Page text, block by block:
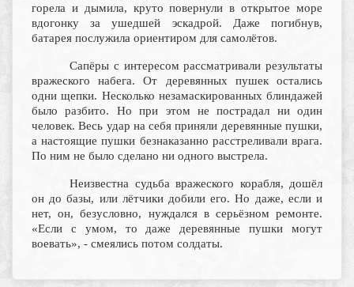
горела и дымила, круто повернули в открытое море
вдогонку за ушедшей эскадрой. Даже погибнув,
батарея послужила ориентиром для самолётов.
Сапёры с интересом рассматривали результаты
вражеского набега. От деревянных пушек остались
одни щепки. Несколько незамаскированных блиндажей
было разбито. Но при этом не пострадал ни один
человек. Весь удар на себя приняли деревянные пушки,
а настоящие пушки безнаказанно расстреливали врага.
По ним не было сделано ни одного выстрела.
Неизвестна судьба вражеского корабля, дошёл
он до базы, или лётчики добили его. Но даже, если и
нет, он, безусловно, нуждался в серьёзном ремонте.
«Если с умом, то даже деревянные пушки могут
воевать», - смеялись потом солдаты.